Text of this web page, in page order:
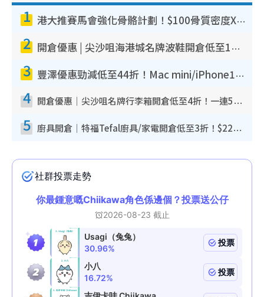
1 港大推賽馬會強化骨骼計劃！$100骨質密度X光檢查 完成免費運動訓練送超市禮券！附參加資格
2 開倉優惠 | 尖沙咀海港城名牌波鞋開倉低至1折！On鞋$899起／Joy&Peace鞋履$98起
3 豐澤優惠勁減低至44折！Mac mini/iPhone17Pro大減價！廚房家電$220起
4 開倉優惠｜尖沙咀名牌行李箱開倉低至4折！一連5日 American Tourister/ace./Hallmark $200起！
5 廚具開倉｜特福Tefal廚具/家電開倉低至3折！$220起買平底鍋/炒鑊/湯煲！電飯煲/吸塵機/燙斗$418起